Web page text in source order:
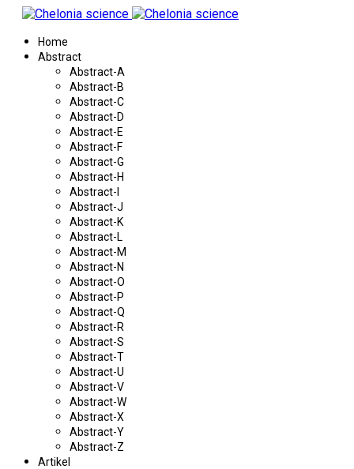
Home
Abstract
Abstract-A
Abstract-B
Abstract-C
Abstract-D
Abstract-E
Abstract-F
Abstract-G
Abstract-H
Abstract-I
Abstract-J
Abstract-K
Abstract-L
Abstract-M
Abstract-N
Abstract-O
Abstract-P
Abstract-Q
Abstract-R
Abstract-S
Abstract-T
Abstract-U
Abstract-V
Abstract-W
Abstract-X
Abstract-Y
Abstract-Z
Artikel